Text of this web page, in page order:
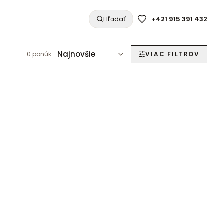
Hľadať +421 915 391 432
0 ponúk Najnovšie VIAC FILTROV